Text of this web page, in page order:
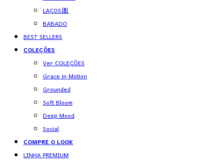
LAÇOS🎀
BABADO
BEST SELLERS
COLEÇÕES
Ver COLEÇÕES
Grace in Motion
Grounded
Soft Bloom
Deep Mood
Social
COMPRE O LOOK
LINHA PREMIUM